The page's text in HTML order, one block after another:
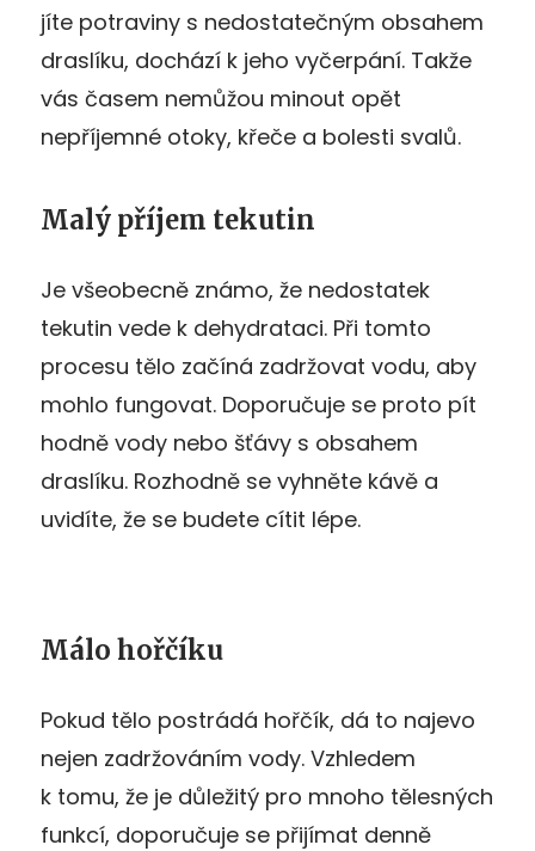
jíte potraviny s nedostatečným obsahem
draslíku, dochází k jeho vyčerpání. Takže
vás časem nemůžou minout opět
nepříjemné otoky, křeče a bolesti svalů.
Malý příjem tekutin
Je všeobecně známo, že nedostatek
tekutin vede k dehydrataci. Při tomto
procesu tělo začíná zadržovat vodu, aby
mohlo fungovat. Doporučuje se proto pít
hodně vody nebo šťávy s obsahem
draslíku. Rozhodně se vyhněte kávě a
uvidíte, že se budete cítit lépe.
Málo hořčíku
Pokud tělo postrádá hořčík, dá to najevo
nejen zadržováním vody. Vzhledem
k tomu, že je důležitý pro mnoho tělesných
funkcí, doporučuje se přijímat denně